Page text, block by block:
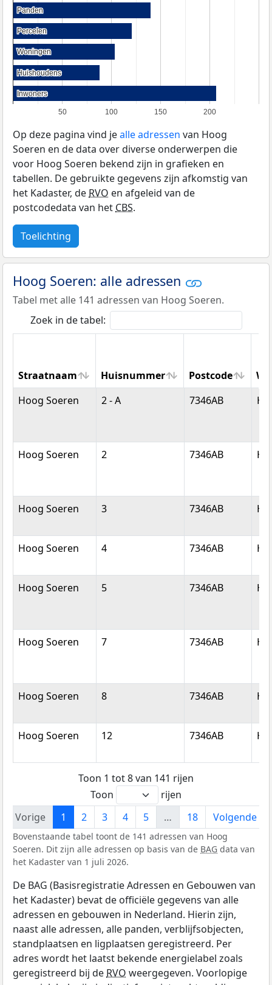
50 100 150 200
Panden
Panden
Percelen
Percelen
Woningen
Woningen
Huishoudens
Huishoudens
Inwoners
Inwoners
Op deze pagina vind jealle adressen van Hoog
Soeren en de data over diverse onderwerpen die
voor Hoog Soeren bekend zijn in grafieken en
tabellen. De gebruikte gegevens zijn afkomstig van
het Kadaster, deRVO en afgeleid van de
postcodedata van hetCBS.
Toelichting
Hoog Soeren: alle adressen
Tabel met alle 141 adressen van Hoog Soeren.
Zoek in de tabel:
Straatnaam Huisnummer Postcode
Straatnaam
Huisnummer Postcode
Hoog Soeren 2 - A 7346AB
Hoog Soeren 2 7346AB
Hoog Soeren 3 7346AB
Hoog Soeren 4 7346AB
Hoog Soeren 5 7346AB
Hoog Soeren 7 7346AB
Hoog Soeren 8 7346AB
Hoog Soeren 12 7346AB
Toon 1 tot 8 van 141 rijen
Toon
rijen
Vorige
1 2 3 4 5 … 18 Volgende
Bovenstaande tabel toont de 141 adressen van Hoog
Soeren. Dit zijn alle adressen op basis van de BAG data van
het Kadaster van 1 juli 2026.
De BAG (Basisregistratie Adressen en Gebouwen van
het Kadaster) bevat de officiële gegevens van alle
adressen en gebouwen in Nederland. Hierin zijn,
naast alle adressen, alle panden, verblijfsobjecten,
standplaatsen en ligplaatsen geregistreerd. Per
adres wordt het laatst bekende energielabel zoals
geregistreerd bij de RVO weergegeven. Voorlopige